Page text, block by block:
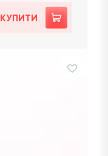
КУПИТИ